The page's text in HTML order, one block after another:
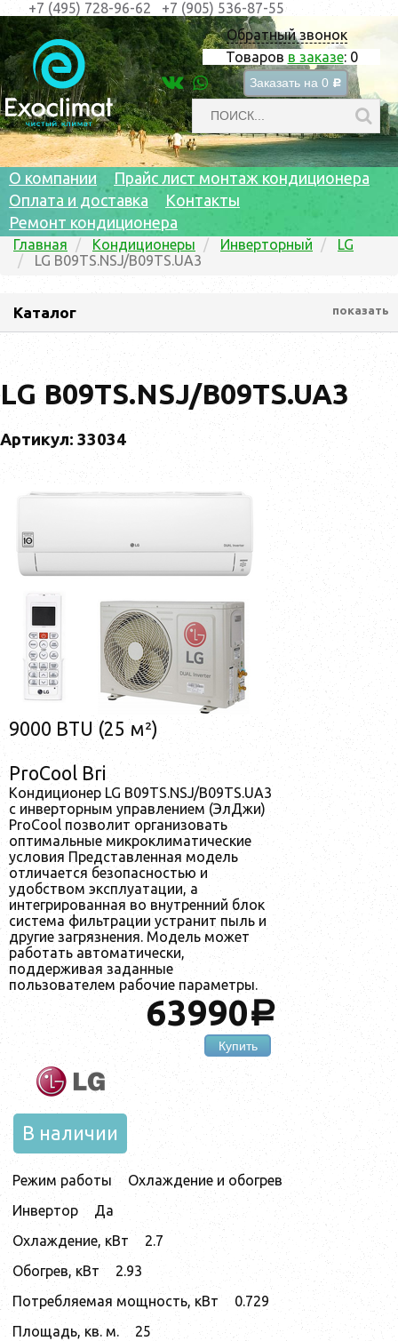
Обратный звонок
Товаров в заказе: 0
Заказать на 0 c
+7 (495) 728-96-62 +7 (905) 536-87-55
О компании
Прайс лист монтаж кондиционера
Оплата и доставка
Контакты
Ремонт кондиционера
Главная Кондиционеры Инверторный
LG
LG B09TS.NSJ/B09TS.UA3
Каталог показать
LG B09TS.NSJ/B09TS.UA3
Артикул: 33034
9000 BTU (25 м²)
ProCool Bri
Кондиционер LG B09TS.NSJ/B09TS.UA3
с инверторным управлением (ЭлДжи)
ProCool позволит организовать
оптимальные микроклиматические
условия Представленная модель
отличается безопасностью и
удобством эксплуатации, а
интегрированная во внутренний блок
система фильтрации устранит пыль и
другие загрязнения. Модель может
работать автоматически,
поддерживая заданные
пользователем рабочие параметры.
63990a
Купить
В наличии
Режим работы
Охлаждение и обогрев
Инвертор
Да
Охлаждение, кВт
2.7
Обогрев, кВт
2.93
Потребляемая мощность, кВт
0.729
Площадь, кв. м.
25